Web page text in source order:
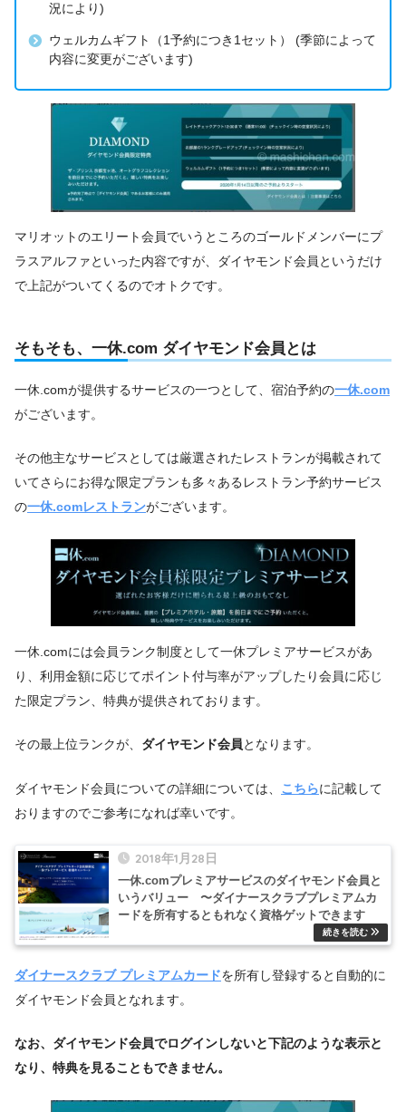
況により)
ウェルカムギフト（1予約につき1セット） (季節によって
内容に変更がございます)
マリオットのエリート会員でいうところのゴールドメンバーにプ
ラスアルファといった内容ですが、ダイヤモンド会員というだけ
で上記がついてくるのでオトクです。
そもそも、一休.com ダイヤモンド会員とは
一休.comが提供するサービスの一つとして、宿泊予約の一休.com
がございます。
その他主なサービスとしては厳選されたレストランが掲載されて
いてさらにお得な限定プランも多々あるレストラン予約サービス
の一休.comレストランがございます。
一休.comには会員ランク制度として一休プレミアサービスがあ
り、利用金額に応じてポイント付与率がアップしたり会員に応じ
た限定プラン、特典が提供されております。
その最上位ランクが、 ダイヤモンド会員となります。
ダイヤモンド会員についての詳細については、 こちらに記載して
おりますのでご参考になれば幸いです。
2018年1月28日
一休.comプレミアサービスのダイヤモンド会員と
いうバリュー 〜ダイナースクラブプレミアムカ
ードを所有するともれなく資格ゲットできます
ダイナースクラブ プレミアムカードを所有し登録すると自動的に
ダイヤモンド会員となれます。
なお、ダイヤモンド会員でログインしないと下記のような表示と
なり、特典を見ることもできません。